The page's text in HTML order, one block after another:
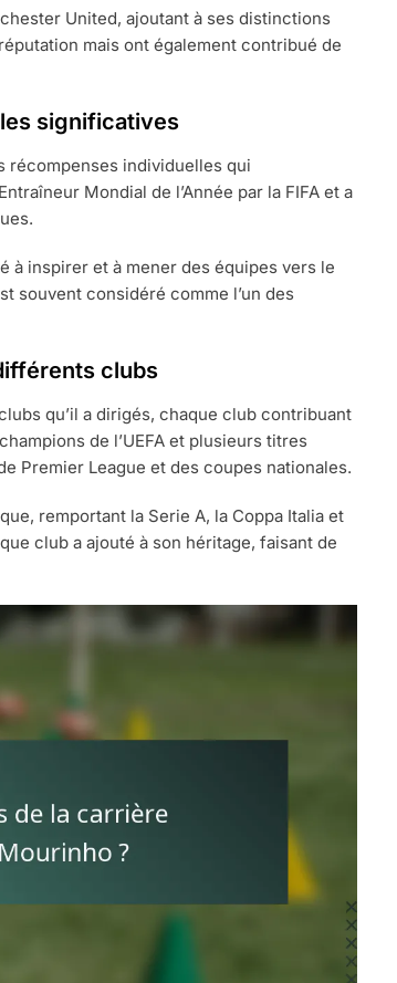
United, ajoutant à ses distinctions
mais ont également contribué de
significatives
récompenses individuelles qui
Mondial de l’Année par la FIFA et a
à inspirer et à mener des équipes vers le
souvent considéré comme l’un des
clubs
qu’il a dirigés, chaque club contribuant
de l’UEFA et plusieurs titres
Premier League et des coupes nationales.
remportant la Serie A, la Coppa Italia et
club a ajouté à son héritage, faisant de